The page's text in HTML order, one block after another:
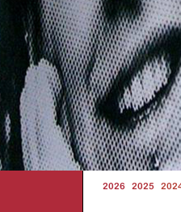
2026 2025